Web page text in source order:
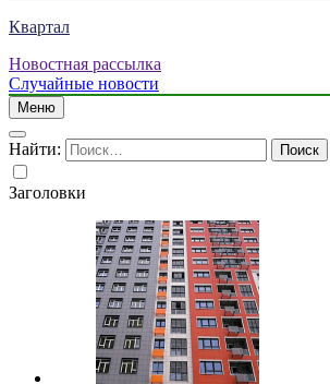
Квартал
Новостная рассылка
Случайные новости
Меню
Найти:
Заголовки